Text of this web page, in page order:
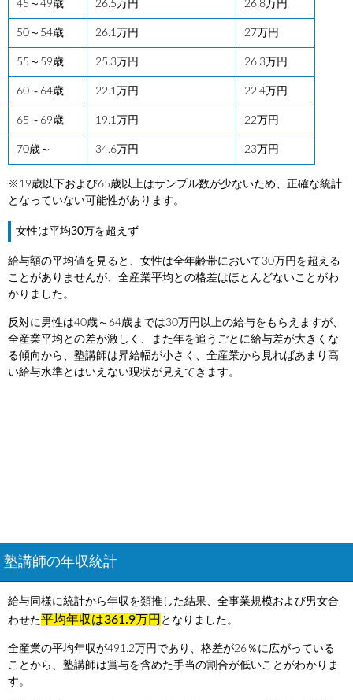
45～49歳 26.5万円 26.8万円
50～54歳 26.1万円 27万円
55～59歳 25.3万円 26.3万円
60～64歳 22.1万円 22.4万円
65～69歳 19.1万円 22万円
70歳～ 34.6万円 23万円
※19歳以下および65歳以上はサンプル数が少ないため、正確な統計
となっていない可能性があります。
女性は平均30万を超えず
給与額の平均値を見ると、女性は全年齢帯において30万円を超える
ことがありませんが、全産業平均との格差はほとんどないことがわ
かりました。
反対に男性は40歳～64歳までは30万円以上の給与をもらえますが、
全産業平均との差が激しく、また年を追うごとに給与差が大きくな
る傾向から、塾講師は昇給幅が小さく、全産業から見ればあまり高
い給与水準とはいえない現状が見えてきます。
塾講師の年収統計
給与同様に統計から年収を類推した結果、全事業規模および男女合
わせた平均年収は361.9万円 となりました。
全産業の平均年収が491.2万円であり、格差が26％に広がっている
ことから、塾講師は賞与を含めた手当の割合が低いことがわかりま
す。